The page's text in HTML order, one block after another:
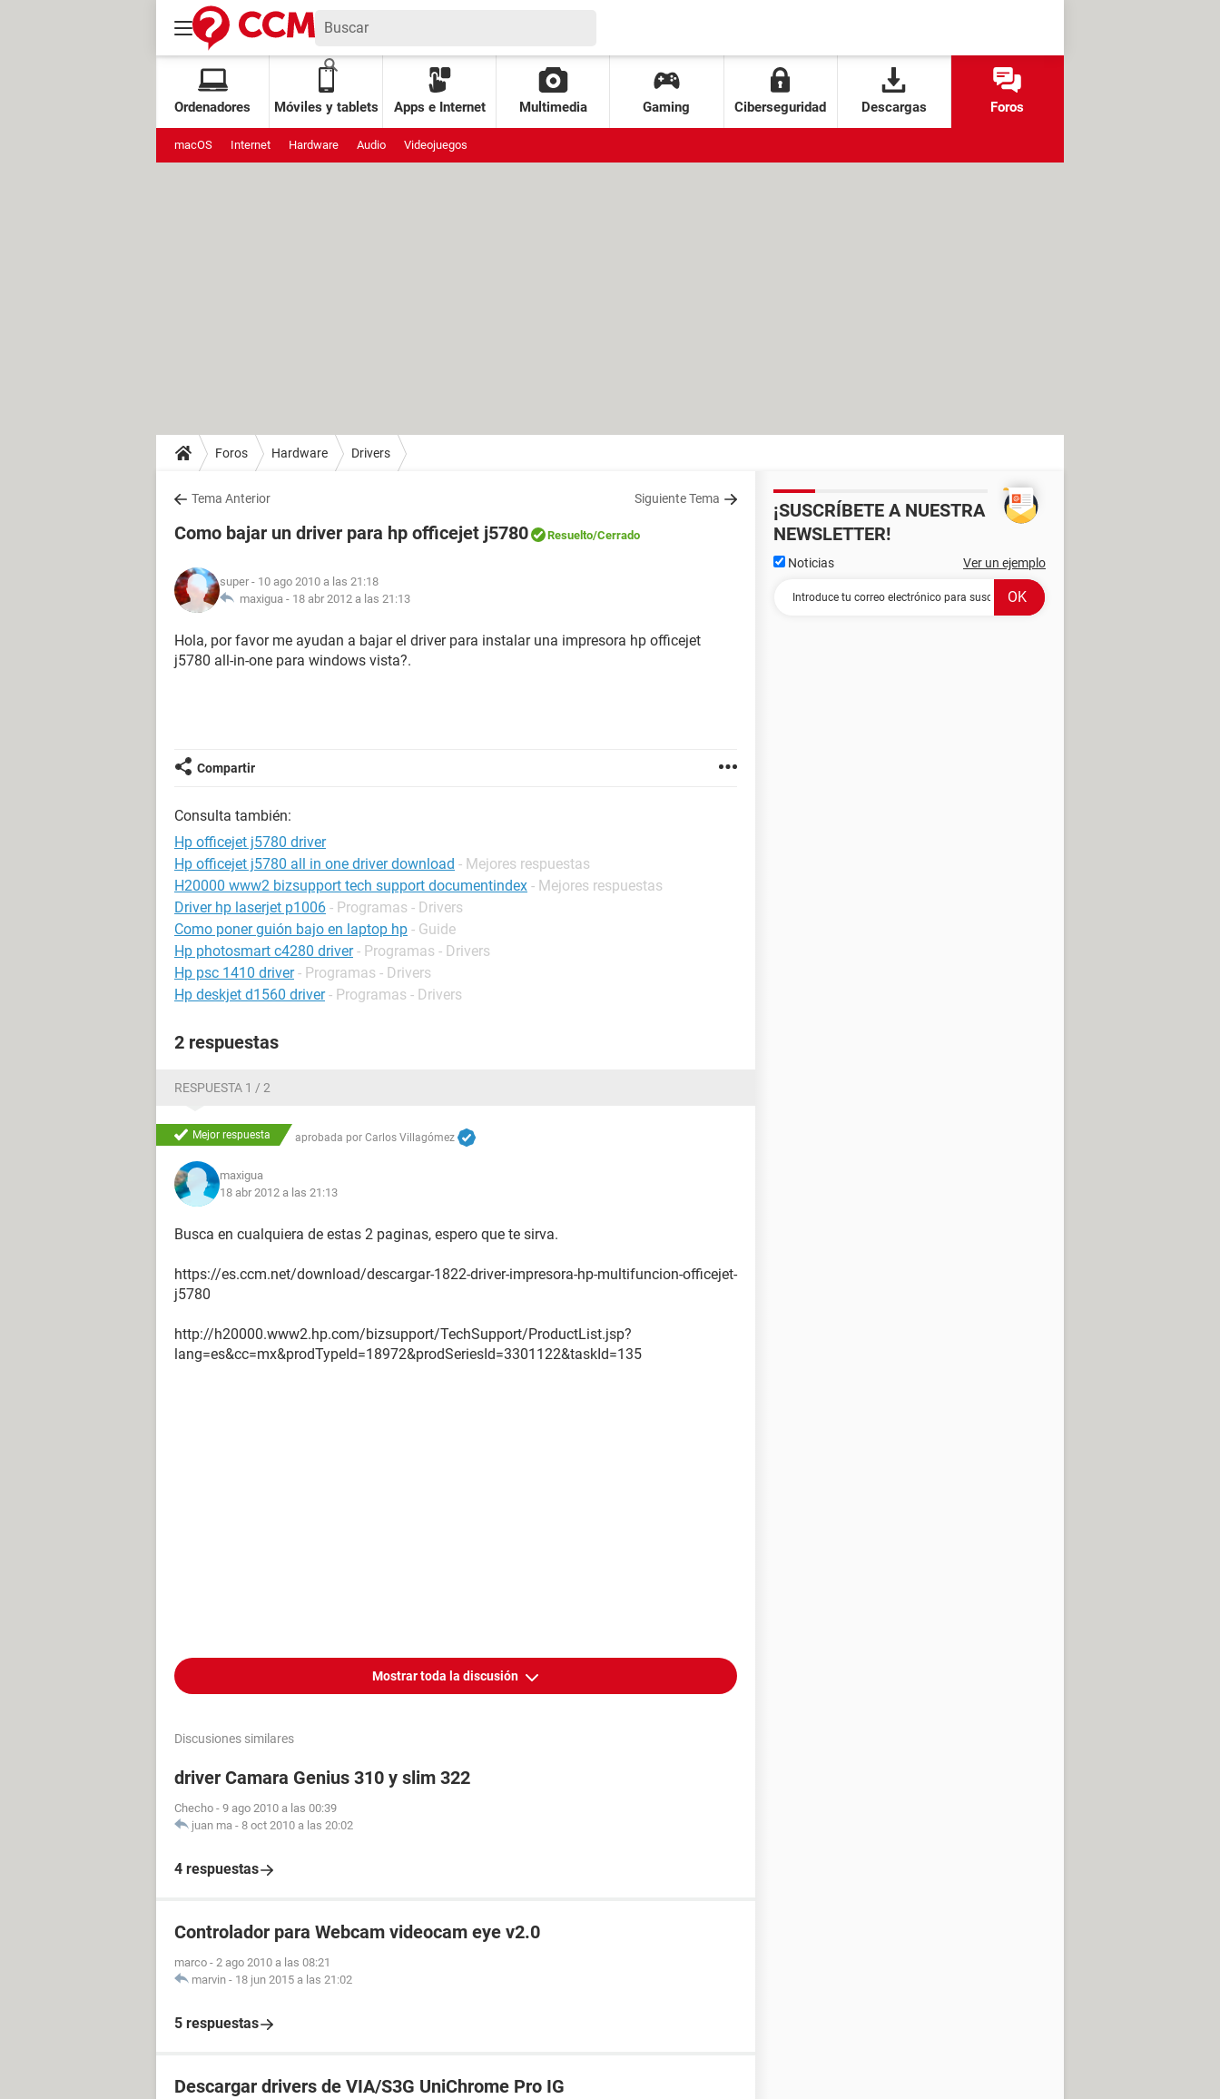
Ordenadores Móviles y tablets Apps e Internet Multimedia Gaming Ciberseguridad Descargas Foros
macOS Internet Hardware Audio Videojuegos
Foros Hardware Drivers
Tema Anterior Siguiente Tema
Como bajar un driver para hp officejet j5780 Resuelto/Cerrado
super - 10 ago 2010 a las 21:18
maxigua - 18 abr 2012 a las 21:13
Hola, por favor me ayudan a bajar el driver para instalar una impresora hp officejet
j5780 all-in-one para windows vista?.
Compartir
Consulta también:
Hp officejet j5780 driver
Hp officejet j5780 all in one driver download - Mejores respuestas
H20000 www2 bizsupport tech support documentindex - Mejores respuestas
Driver hp laserjet p1006 - Programas - Drivers
Como poner guión bajo en laptop hp - Guide
Hp photosmart c4280 driver - Programas - Drivers
Hp psc 1410 driver - Programas - Drivers
Hp deskjet d1560 driver - Programas - Drivers
2 respuestas
RESPUESTA 1 / 2
Mejor respuesta aprobada por Carlos Villagómez
maxigua
18 abr 2012 a las 21:13
Busca en cualquiera de estas 2 paginas, espero que te sirva.
https://es.ccm.net/download/descargar-1822-driver-impresora-hp-multifuncion-officejet-
j5780
http://h20000.www2.hp.com/bizsupport/TechSupport/ProductList.jsp?
lang=es&cc=mx&prodTypeId=18972&prodSeriesId=3301122&taskId=135
Mostrar toda la discusión
Discusiones similares
driver Camara Genius 310 y slim 322
Checho - 9 ago 2010 a las 00:39
juan ma - 8 oct 2010 a las 20:02
4 respuestas
Controlador para Webcam videocam eye v2.0
marco - 2 ago 2010 a las 08:21
marvin - 18 jun 2015 a las 21:02
5 respuestas
Descargar drivers de VIA/S3G UniChrome Pro IG
¡SUSCRÍBETE A NUESTRA
NEWSLETTER!
Noticias Ver un ejemplo